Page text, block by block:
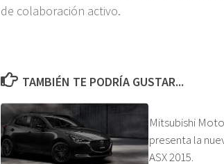
de colaboración activo.
TAMBIÉN TE PODRÍA GUSTAR...
Mitsubishi
presenta la
ASX 2015.